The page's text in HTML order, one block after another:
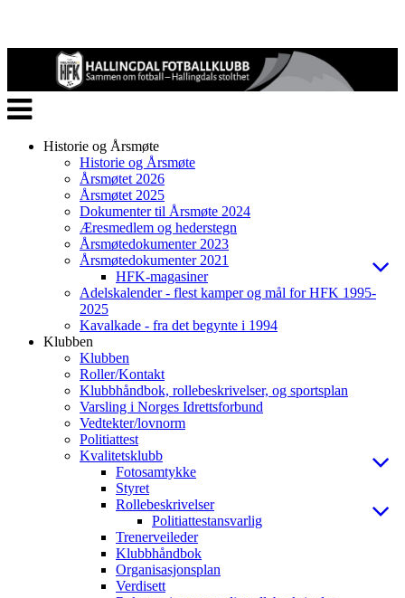
Veksle
navigasjon
Historie og Årsmøte
Historie og Årsmøte
Årsmøtet 2026
Årsmøtet 2025
Dokumenter til Årsmøte 2024
Æresmedlem og hederstegn
Årsmøtedokumenter 2023
Årsmøtedokumenter 2021
HFK-magasiner
Adelskalender - flest kamper og mål for HFK 1995-
2025
Kavalkade - fra det begynte i 1994
Klubben
Klubben
Roller/Kontakt
Klubbhåndbok, rollebeskrivelser, og sportsplan
Varsling i Norges Idrettsforbund
Vedtekter/lovnorm
Politiattest
Kvalitetsklubb
Fotosamtykke
Styret
Rollebeskrivelser
Politiattestansvarlig
Trenerveileder
Klubbhåndbok
Organisasjonsplan
Verdisett